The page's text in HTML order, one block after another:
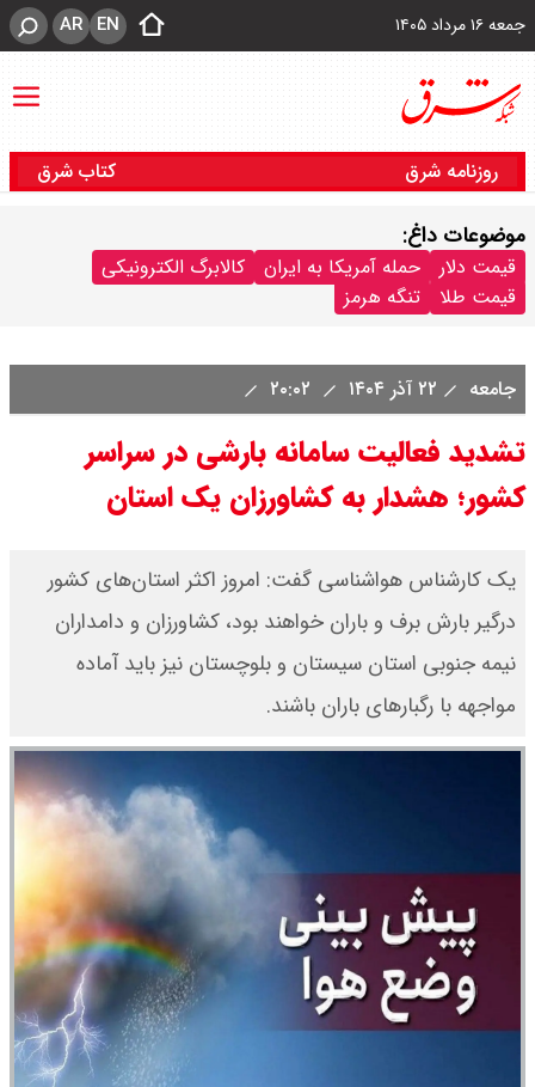
جمعه ۱۶ مرداد ۱۴۰۵ EN
AR
روزنامه شرق کتاب شرق
موضوعات داغ:
قیمت دلار حمله آمریکا به ایران
کالابرگ الکترونیکی
قیمت طلا
تنگه هرمز
جامعه ۲۲ آذر ۱۴۰۴
تشدید فعالیت سامانه بارشی در سراسر
کشور؛ هشدار به کشاورزان یک استان
یک کارشناس هواشناسی گفت: امروز اکثر استان‌های کشور
درگیر بارش برف و باران خواهند بود، کشاورزان و دامداران
نیمه جنوبی استان سیستان و بلوچستان نیز باید آماده
مواجهه با رگبارهای باران باشند.